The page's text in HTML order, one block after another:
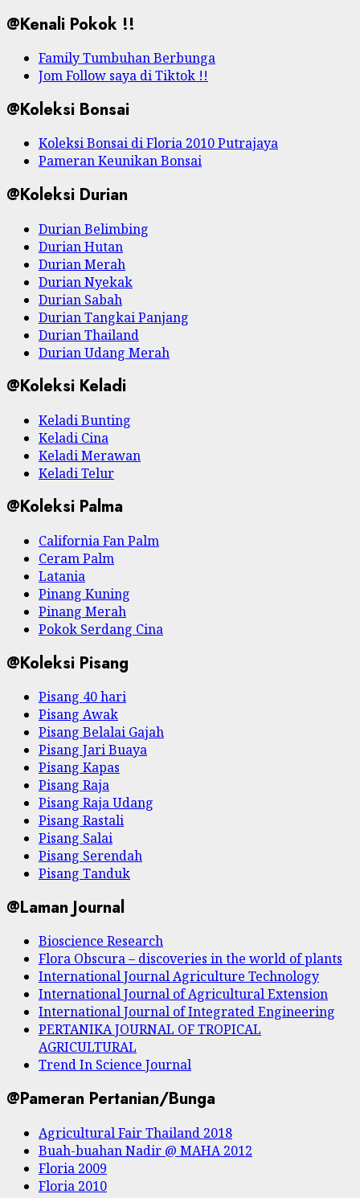
@Kenali Pokok !!
Family Tumbuhan Berbunga
Jom Follow saya di Tiktok !!
@Koleksi Bonsai
Koleksi Bonsai di Floria 2010 Putrajaya
Pameran Keunikan Bonsai
@Koleksi Durian
Durian Belimbing
Durian Hutan
Durian Merah
Durian Nyekak
Durian Sabah
Durian Tangkai Panjang
Durian Thailand
Durian Udang Merah
@Koleksi Keladi
Keladi Bunting
Keladi Cina
Keladi Merawan
Keladi Telur
@Koleksi Palma
California Fan Palm
Ceram Palm
Latania
Pinang Kuning
Pinang Merah
Pokok Serdang Cina
@Koleksi Pisang
Pisang 40 hari
Pisang Awak
Pisang Belalai Gajah
Pisang Jari Buaya
Pisang Kapas
Pisang Raja
Pisang Raja Udang
Pisang Rastali
Pisang Salai
Pisang Serendah
Pisang Tanduk
@Laman Journal
Bioscience Research
Flora Obscura – discoveries in the world of plants
International Journal Agriculture Technology
International Journal of Agricultural Extension
International Journal of Integrated Engineering
PERTANIKA JOURNAL OF TROPICAL
AGRICULTURAL
Trend In Science Journal
@Pameran Pertanian/Bunga
Agricultural Fair Thailand 2018
Buah-buahan Nadir @ MAHA 2012
Floria 2009
Floria 2010